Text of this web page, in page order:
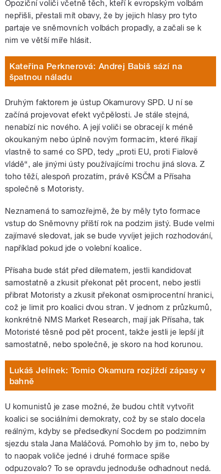
Opoziční voliči včetně těch, kteří k evropským volbám
nepřišli, přestali mít obavy, že by jejich hlasy pro tyto
partaje ve sněmovních volbách propadly, a začali se k
nim ve větší míře hlásit.
Kateřina Perknerová: Andrej Babiš sází na
špatnou náladu
Druhým faktorem je ústup Okamurovy SPD. U ní se
začíná projevovat efekt vyčpělosti. Je stále stejná,
nenabízí nic nového. A její voliči se obracejí k méně
okoukaným nebo úplně novým formacím, které říkají
vlastně to samé co SPD, tedy „proti EU, proti Fialově
vládě“, ale jinými ústy používajícími trochu jiná slova. Z
toho těží, alespoň prozatím, právě KSČM a Přísaha
společně s Motoristy.
Neznamená to samozřejmě, že by měly tyto formace
vstup do Sněmovny příští rok na podzim jistý. Bude velmi
zajímavé sledovat, jak se bude vyvíjet jejich rozhodování,
například pokud jde o volební koalice.
Přísaha bude stát před dilematem, jestli kandidovat
samostatně a zkusit překonat pět procent, nebo jestli
přibrat Motoristy a zkusit překonat osmiprocentní hranici,
což je limit pro koalici dvou stran. V jednom z průzkumů,
konkrétně NMS Market Research, mají jak Přísaha, tak
Motoristé těsně pod pět procent, takže jestli je lepší jít
samostatně, nebo společně, je skoro na hod korunou.
Lukáš Jelínek: Tomio Okamura rozjíždí zápasy v
bahně
U komunistů je zase možné, že budou chtít vytvořit
koalici se sociálními demokraty, což by se stalo docela
reálným, kdyby se předsedkyní Socdem po podzimním
sjezdu stala Jana Maláčová. Pomohlo by jim to, nebo by
to naopak voliče jedné i druhé formace spíše
odpuzovalo? To se opravdu jednoduše odhadnout nedá.